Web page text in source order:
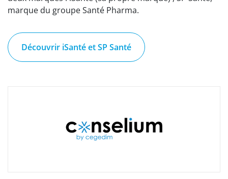
marque du groupe Santé Pharma.
Découvrir iSanté et SP Santé